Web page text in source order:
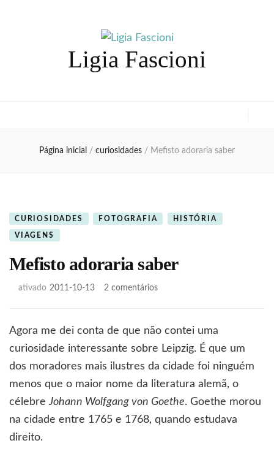
Ligia Fascioni
Página inicial / curiosidades / Mefisto adoraria saber
CURIOSIDADES FOTOGRAFIA HISTÓRIA
VIAGENS
Mefisto adoraria saber
ativado 2011-10-13 2 comentáriosem
Agora me dei conta de que não contei uma
curiosidade interessante sobre Leipzig. É que um
dos moradores mais ilustres da cidade foi ninguém
menos que o maior nome da literatura alemã, o
célebreJohann Wolfgang von Goethe. Goethe morou
na cidade entre 1765 e 1768, quando estudava
direito.